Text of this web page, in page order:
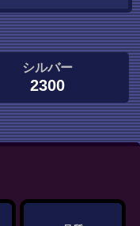
シルバー
2300